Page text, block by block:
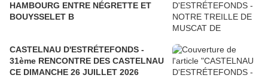
HAMBOURG ENTRE NÉGRETTE ET
BOUYSSELET B
CASTELNAU D'ESTRÉTEFONDS -
31ème RENCONTRE DES CASTELNAU
CE DIMANCHE 26 JUILLET 2026